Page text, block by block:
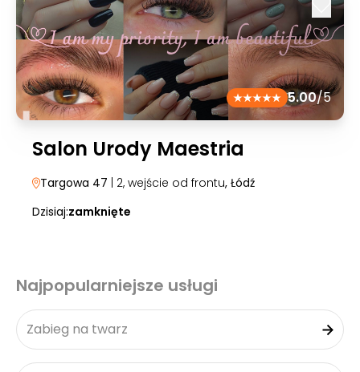
5.00/5
Salon Urody Maestria
Targowa 47 | 2, wejście od frontu, Łódź
Dzisiaj:zamknięte
Najpopularniejsze usługi
Zabieg na twarz